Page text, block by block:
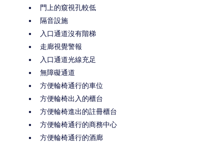
門上的窺視孔較低
隔音設施
入口通道沒有階梯
走廊視覺警報
入口通道光線充足
無障礙通道
方便輪椅通行的車位
方便輪椅出入的櫃台
方便輪椅進出的註冊櫃台
方便輪椅通行的商務中心
方便輪椅通行的酒廊